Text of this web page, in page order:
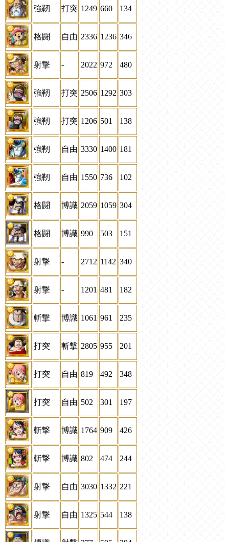
強靭 打突 1249 660 134
格闘 自由 2336 1236 346
射撃 - 2022 972 480
強靭 打突 2506 1292 303
強靭 打突 1206 501 138
強靭 自由 3330 1400 181
強靭 自由 1550 736 102
格闘 博識 2059 1059 304
格闘 博識 990 503 151
射撃 - 2712 1142 340
射撃 - 1201 481 182
斬撃 博識 1061 961 235
打突 斬撃 2805 955 201
打突 自由 819 492 348
打突 自由 502 301 197
斬撃 博識 1764 909 426
斬撃 博識 802 474 244
射撃 自由 3030 1332 221
射撃 自由 1325 544 138